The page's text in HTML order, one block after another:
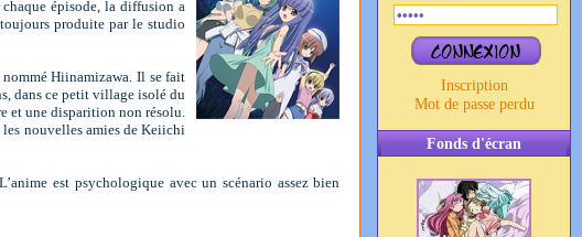
Inscription
Mot de passe perdu
Fonds d'écran
épisode, la diffusion a
produite par le studio
Hiinamizawa. Il se fait
dans ce petit village isolé du
et une disparition non résolu.
les nouvelles amies de Keiichi
est psychologique avec un scénario assez bien